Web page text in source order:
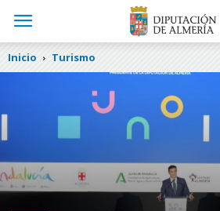
Inicio Turismo